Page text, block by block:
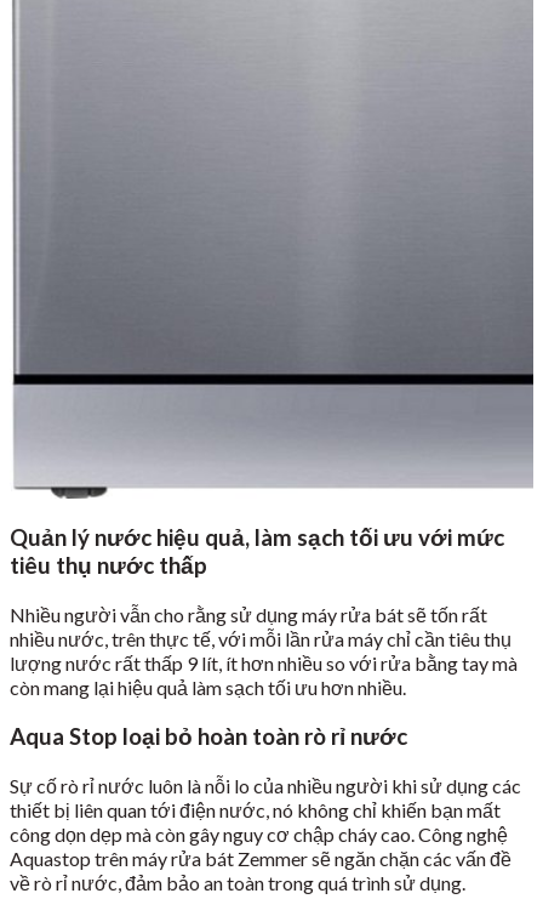
Quản lý nước hiệu quả, làm sạch tối ưu với mức
tiêu thụ nước thấp
Nhiều người vẫn cho rằng sử dụng máy rửa bát sẽ tốn rất
nhiều nước, trên thực tế, với mỗi lần rửa máy chỉ cần tiêu thụ
lượng nước rất thấp 9 lít, ít hơn nhiều so với rửa bằng tay mà
còn mang lại hiệu quả làm sạch tối ưu hơn nhiều.
Aqua Stop loại bỏ hoàn toàn rò rỉ nước
Sự cố rò rỉ nước luôn là nỗi lo của nhiều người khi sử dụng các
thiết bị liên quan tới điện nước, nó không chỉ khiến bạn mất
công dọn dẹp mà còn gây nguy cơ chập cháy cao. Công nghệ
Aquastop trên máy rửa bát Zemmer sẽ ngăn chặn các vấn đề
về rò rỉ nước, đảm bảo an toàn trong quá trình sử dụng.